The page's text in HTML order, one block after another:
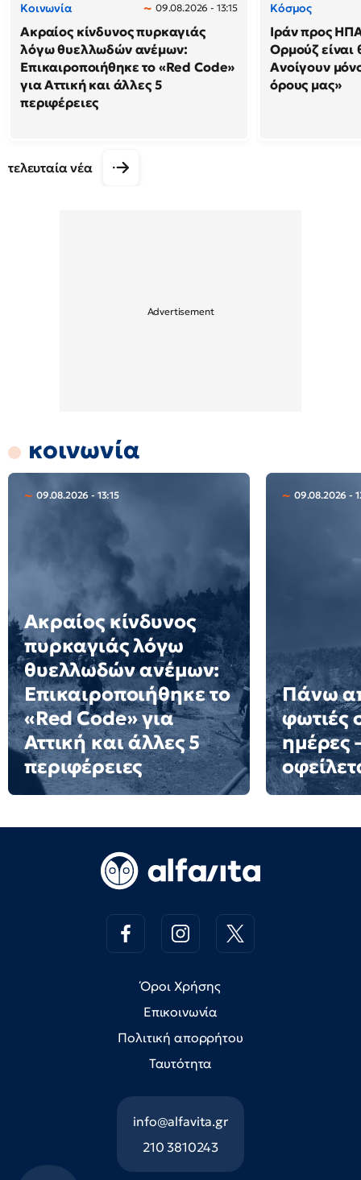
Κοινωνία 09.08.2026 - 13:15
Ακραίος κίνδυνος πυρκαγιάς
λόγω θυελλωδών ανέμων:
Επικαιροποιήθηκε το «Red Code»
για Αττική και άλλες 5
περιφέρειες
Κόσμος
Ιράν προς
Ορμούζ είναι
Ανοίγουν
όρους μας»
τελευταία νέα
κοινωνία
09.08.2026 - 13:15
Ακραίος κίνδυνος
πυρκαγιάς λόγω
θυελλωδών ανέμων:
Επικαιροποιήθηκε το
«Red Code» για
Αττική και άλλες 5
περιφέρειες
09.08.2026 -
Πάνω
φωτιές
ημέρες
Όροι Χρήσης
Επικοινωνία
Πολιτική απορρήτου
Ταυτότητα
info@alfavita.gr
210 3810243